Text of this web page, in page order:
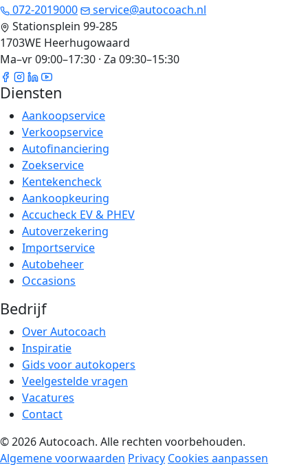
072-2019000
service@autocoach.nl
Stationsplein 99-285
1703WE Heerhugowaard
Ma–vr 09:00–17:30 · Za 09:30–15:30
Diensten
Aankoopservice
Verkoopservice
Autofinanciering
Zoekservice
Kentekencheck
Aankoopkeuring
Accucheck EV & PHEV
Autoverzekering
Importservice
Autobeheer
Occasions
Bedrijf
Over Autocoach
Inspiratie
Gids voor autokopers
Veelgestelde vragen
Vacatures
Contact
© 2026 Autocoach. Alle rechten voorbehouden.
Algemene voorwaarden Privacy Cookies aanpassen